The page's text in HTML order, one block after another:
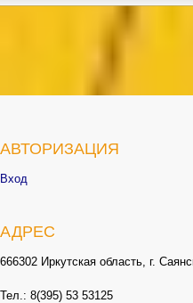
АВТОРИЗАЦИЯ
Вход
АДРЕС
666302 Иркутская область, г.
Тел.: 8(395) 53 53125